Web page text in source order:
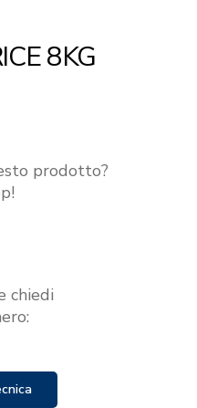
8KG
prodotto?
chiedi